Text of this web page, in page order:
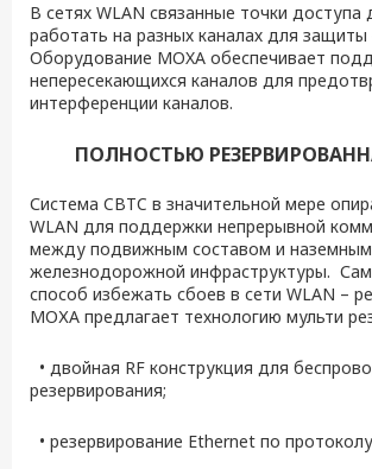
В сетях WLAN связанные точки
работать на разных каналах для
Оборудование MOXA обеспечивает
непересекающихся каналов для
интерференции каналов.
ПОЛНОСТЬЮ
Система CBTC в значительной мере
WLAN для поддержки непрерывной
между подвижным составом и
железнодорожной инфраструктуры.
способ избежать сбоев в сети WLAN –
МОХА предлагает технологию мульти
• двойная RF конструкция для
резервирования;
• резервирование Ethernet по